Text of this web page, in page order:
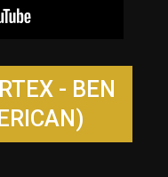
- BEN